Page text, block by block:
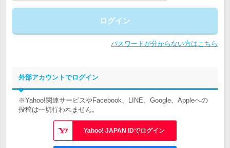
ログイン
パスワードが分からない方はこちら
外部アカウントでログイン
※Yahoo!関連サービスやFacebook、LINE、Google、Appleへの
投稿は一切行われません。
Yahoo! JAPAN IDでログイン